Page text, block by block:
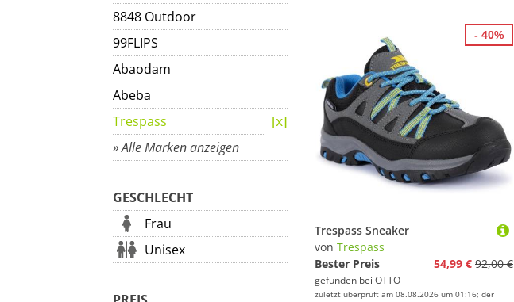
8848 Outdoor
99FLIPS
Abaodam
Abeba
Trespass
» Alle Marken anzeigen
GESCHLECHT
Frau
Unisex
Trespass Sneaker
von Trespass
Bester Preis
54,99 € 92,00 €
gefunden bei OTTO
zuletzt überprüft am 08.08.2026 um 01:16; der
- 40%